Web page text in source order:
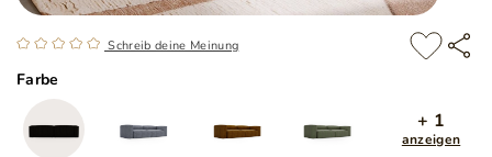
Schreib deine Meinung
Farbe
+ 1
anzeigen